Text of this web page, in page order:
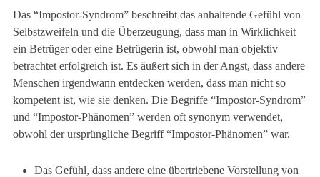
Das “Impostor-Syndrom” beschreibt das anhaltende Gefühl von
Selbstzweifeln und die Überzeugung, dass man in Wirklichkeit
ein Betrüger oder eine Betrügerin ist, obwohl man objektiv
betrachtet erfolgreich ist. Es äußert sich in der Angst, dass andere
Menschen irgendwann entdecken werden, dass man nicht so
kompetent ist, wie sie denken. Die Begriffe “Impostor-Syndrom”
und “Impostor-Phänomen” werden oft synonym verwendet,
obwohl der ursprüngliche Begriff “Impostor-Phänomen” war.
Das Gefühl, dass andere eine übertriebene Vorstellung von